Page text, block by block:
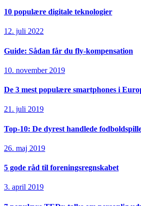
10 populære digitale teknologier
12. juli 2022
Guide: Sådan får du fly-kompensation
10. november 2019
De 3 mest populære smartphones i
21. juli 2019
Top-10: De dyrest handlede
26. maj 2019
5 gode råd til foreningsregnskabet
3. april 2019